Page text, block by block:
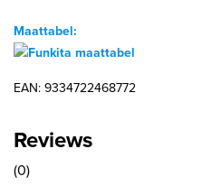
Maattabel:
EAN: 9334722468772
Reviews
(0)